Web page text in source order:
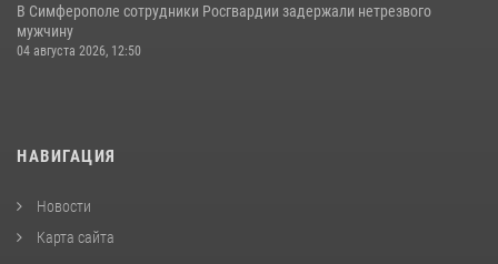
В Симферополе сотрудники Росгвардии задержали нетрезвого
мужчину
04 августа 2026, 12:50
НАВИГАЦИЯ
Новости
Карта сайта